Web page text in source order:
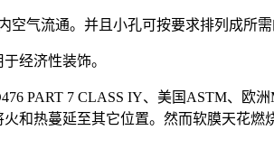
气流通。并且小孔可按要求排列成所
经济性装饰。
PART 7 CLASS IY、美国ASTM、欧
和热蔓延至其它位置。然而软膜天花